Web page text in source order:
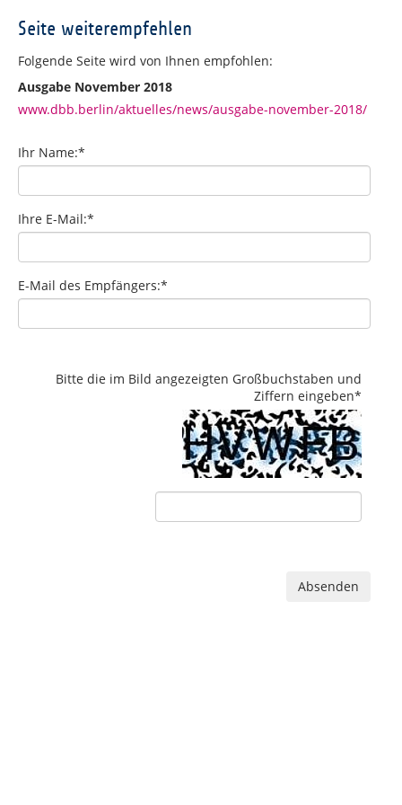
Seite weiterempfehlen
Folgende Seite wird von Ihnen empfohlen:
Ausgabe November 2018
www.dbb.berlin/aktuelles/news/ausgabe-november-2018/
Ihr Name:*
Ihre E-Mail:*
E-Mail des Empfängers:*
Bitte die im Bild angezeigten Großbuchstaben und
Ziffern eingeben*
Absenden